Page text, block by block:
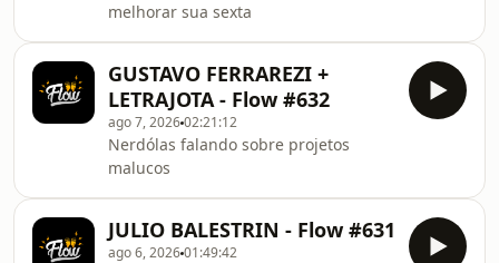
melhorar sua sexta
GUSTAVO FERRAREZI +
LETRAJOTA - Flow #632
ago 7, 202602:21:12
Nerdólas falando sobre projetos
malucos
JULIO BALESTRIN - Flow #631
ago 6, 202601:49:42